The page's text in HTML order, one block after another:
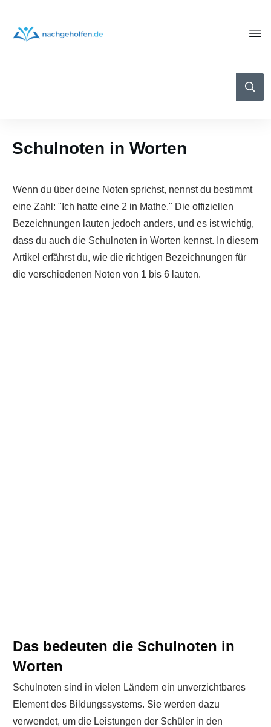
Schulnoten in Worten
Wenn du über deine Noten sprichst, nennst du bestimmt
eine Zahl: "Ich hatte eine 2 in Mathe." Die offiziellen
Bezeichnungen lauten jedoch anders, und es ist wichtig,
dass du auch die Schulnoten in Worten kennst. In diesem
Artikel erfährst du, wie die richtigen Bezeichnungen für
die verschiedenen Noten von 1 bis 6 lauten.
Das bedeuten die Schulnoten in
Worten
Schulnoten sind in vielen Ländern ein unverzichtbares
Element des Bildungssystems. Sie werden dazu
verwendet, um die Leistungen der Schüler in den